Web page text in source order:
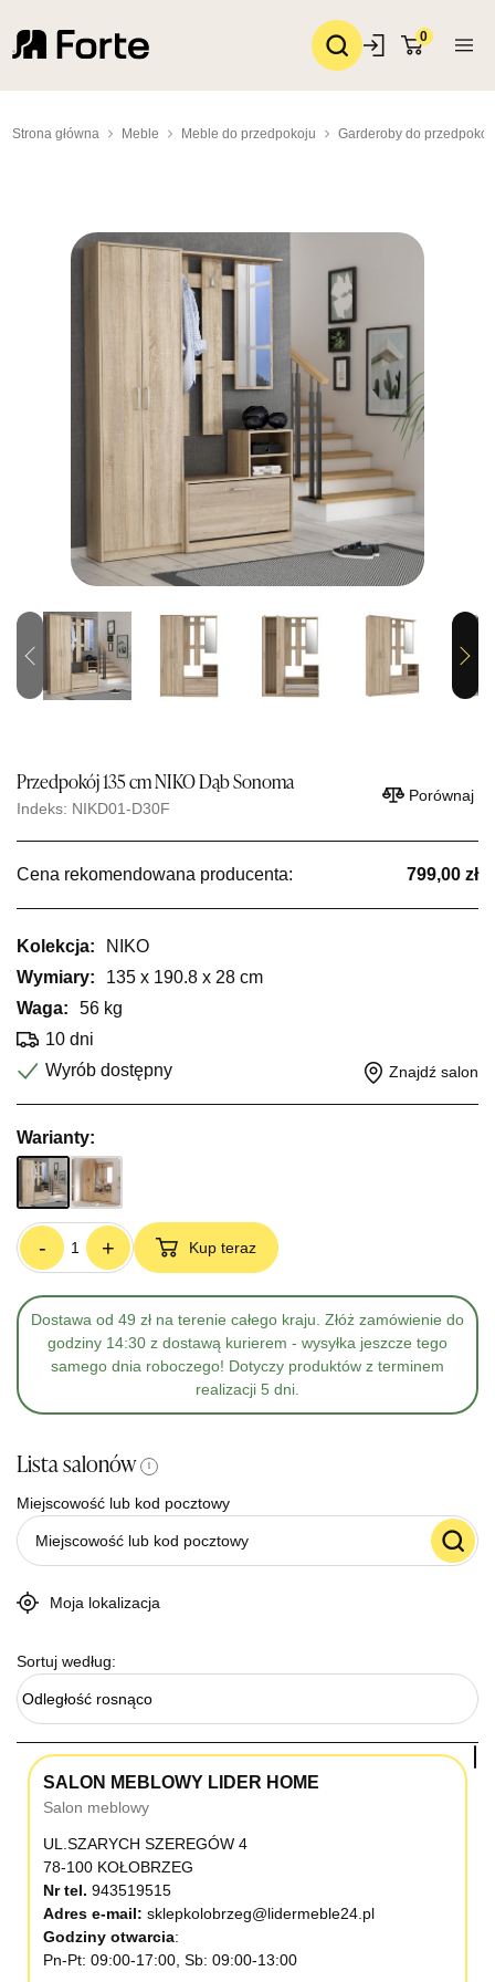
0
Strona główna Meble Meble do przedpokoju Garderoby do
Previous Next
Przedpokój 135 cm NIKO Dąb Sonoma
Indeks: NIKD01-D30F
Porównaj
Cena rekomendowana producenta: 799,00 zł
Kolekcja:
NIKO
Wymiary:
135 x 190.8 x 28 cm
Waga:
56 kg
10 dni
Wyrób dostępny
Znajdź salon
Warianty:
- + Kup teraz
Dostawa od 49 zł na terenie całego kraju. Złóż zamówienie do
godziny 14:30 z dostawą kurierem - wysyłka jeszcze tego
samego dnia roboczego! Dotyczy produktów z terminem
realizacji 5 dni.
Lista salonów i
Miejscowość lub kod pocztowy
Moja lokalizacja
Sortuj według:
Odległość rosnąco
SALON MEBLOWY LIDER HOME
Salon meblowy
UL.SZARYCH SZEREGÓW 4
78-100 KOŁOBRZEG
Nr tel. 943519515
Adres e-mail: sklepkolobrzeg@lidermeble24.pl
Godziny otwarcia
Pn-Pt: 09:00-17:00, Sb: 09:00-13:00